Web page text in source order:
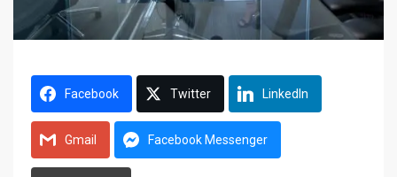
Facebook Twitter LinkedIn
Gmail Facebook Messenger